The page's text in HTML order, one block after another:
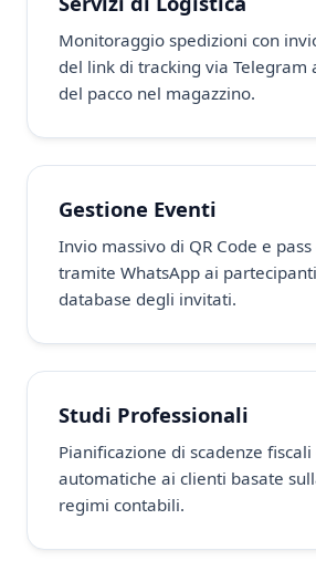
Monitoraggio spedizioni con
del link di tracking via Telegram
del pacco nel magazzino.
Gestione Eventi
Invio massivo di QR Code e
tramite WhatsApp ai
database degli invitati.
Studi Professionali
Pianificazione di scadenze
automatiche ai clienti basate
regimi contabili.